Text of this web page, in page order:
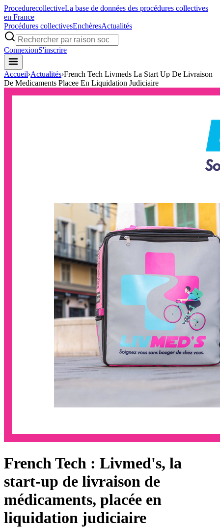
ProcedurecollectiveLa base de données des procédures collectives
en France
Procédures collectivesEnchèresActualités
ConnexionS'inscrire
Accueil›Actualités›French Tech Livmeds La Start Up De Livraison
De Medicaments Placee En Liquidation Judiciaire
French Tech : Livmed's, la
start-up de livraison de
médicaments, placée en
liquidation judiciaire